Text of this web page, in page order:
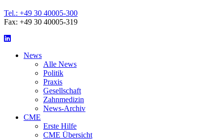
Tel.: +49 30 40005-300
Fax: +49 30 40005-319
News
Alle News
Politik
Praxis
Gesellschaft
Zahnmedizin
News-Archiv
CME
Erste Hilfe
CME Übersicht